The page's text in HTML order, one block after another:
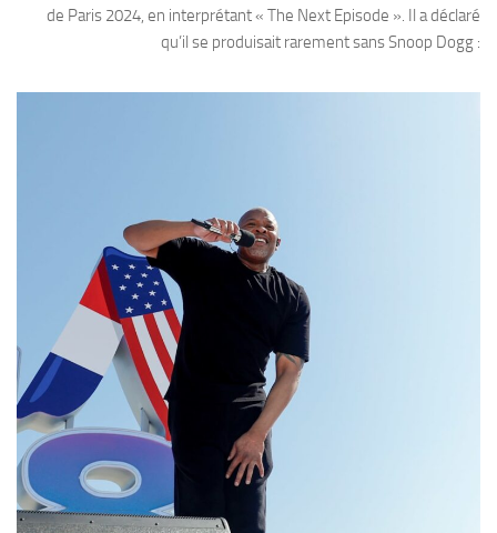
de Paris 2024, en interprétant « The Next Episode ». Il a déclaré
qu’il se produisait rarement sans Snoop Dogg :